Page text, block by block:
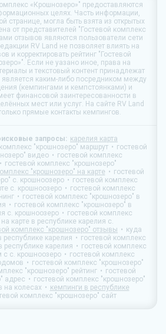
«Крошнозеро»" предоставляются
целях. Часть информации,
странице, могла быть взята из открытых
от представителей "Гостевой комплекс
отзывов являются пользователи сети
RV Land не позволяет влиять на
и корректировать рейтинг "Гостевой
Если не уазано иное, права на
и текстовый контент принадлежат
является каким-либо посредником между
(кемпингами и кемпстоянками) и
финансовой заинтересованности в
мест или услуг. На сайте RV Land
прямые контакты кемпингов.
запросы: карелия карта
"крошнозеро" маршрут
гостевой
видео
гостевой комплекс
гостевой комплекс "крошнозеро"
"крошнозеро" на карте
гостевой
с. крошноозеро
гостевой комплекс
с. крошноозеро
гостевой комплекс
гостевой комплекс "крошнозеро" в
гостевой комплекс "крошнозеро" в
с. крошноозеро
гостевой комплекс
карте в республике карелия с.
комплекс "крошнозеро" отзывы
куда
карелия
гостевой комплекс
республике карелия
гостевой комплекс
с с. крошноозеро
гостевой комплекс
гостевой комплекс "крошнозеро"
"крошнозеро" рейтинг
гостевой
адрес
гостевой комплекс "крошнозеро"
на колесах
кемпинги в республике
комплекс "крошнозеро" сайт